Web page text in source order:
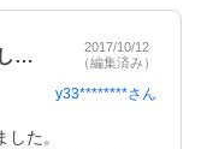
ワンデーのトゥルーアイから変更してみて
2017/10/12
（編集済み）
y33********さん
た。